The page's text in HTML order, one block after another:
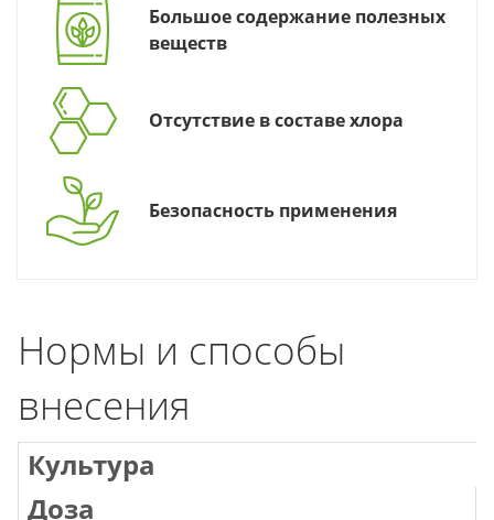
Большое содержание полезных
веществ
Отсутствие в составе хлора
Безопасность применения
Нормы и способы
внесения
Культура
Доза